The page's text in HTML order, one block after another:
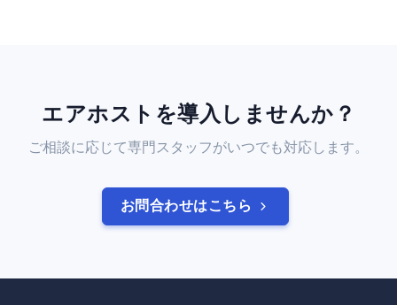
エアホストを導入しませんか？
ご相談に応じて専門スタッフがいつでも対応します。
お問合わせはこちら